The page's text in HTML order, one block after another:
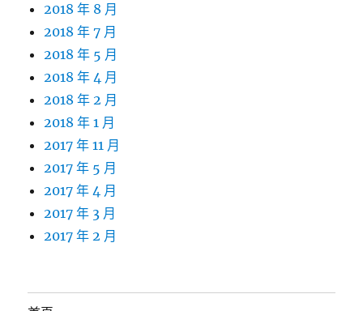
2018 年 8 月
2018 年 7 月
2018 年 5 月
2018 年 4 月
2018 年 2 月
2018 年 1 月
2017 年 11 月
2017 年 5 月
2017 年 4 月
2017 年 3 月
2017 年 2 月